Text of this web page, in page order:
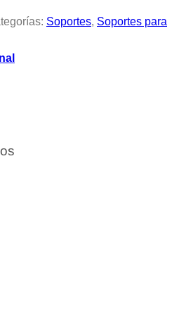
Soportes, Soportes para